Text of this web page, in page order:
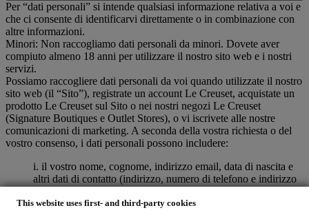
This website uses first- and third-party cookies
Per “dati personali” si intende qualsiasi informazione relativa a voi e
che ci consente di identificarvi direttamente o in combinazione con
altre informazioni.
Minori: Non raccogliamo dati personali da minori. Dovete aver
compiuto almeno 18 anni per utilizzare il nostro sito web e i nostri
servizi.
Possiamo raccogliere dati personali da voi quando utilizzate il nostro
sito web (il “Sito”), registrate un account Le Creuset, acquistate un
prodotto Le Creuset sul Sito o nei nostri negozi Le Creuset
(Signature Boutiques e Outlet Stores), o vi iscrivete alle nostre
comunicazioni di marketing. A seconda della vostra richiesta o del
vostro consenso, i dati personali possono includere:
i. il vostro nome, cognome, indirizzo email, data di nascita e
altri dati di contatto (indirizzo, numero di telefono e indirizzo
acquisto come utente ospite o per iscrivervi alle nostre